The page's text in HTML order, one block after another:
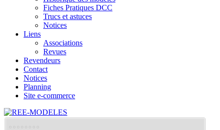
Fiches Pratiques DCC
Trucs et astuces
Notices
Liens
Associations
Revues
Revendeurs
Contact
Notices
Planning
Site e-commerce